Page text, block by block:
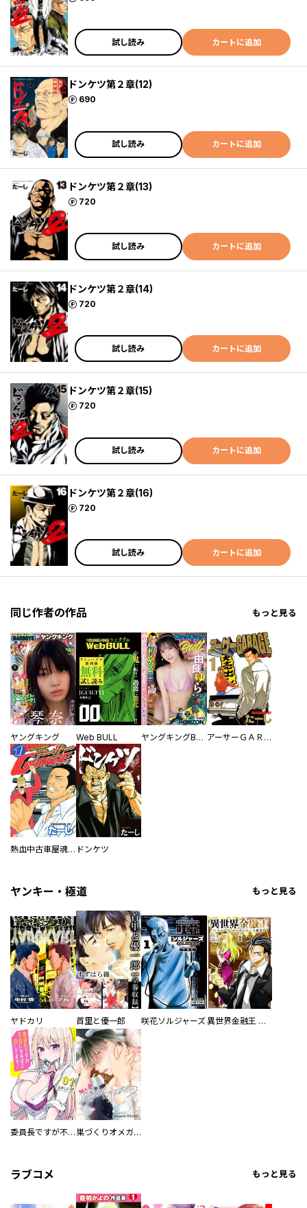
試し読み カートに追加
ドンケツ第２章(12)
690
ポイント
試し読み カートに追加
ドンケツ第２章(13)
720
ポイント
試し読み カートに追加
ドンケツ第２章(14)
720
ポイント
試し読み カートに追加
ドンケツ第２章(15)
720
ポイント
試し読み カートに追加
ドンケツ第２章(16)
720
ポイント
試し読み カートに追加
同じ作者の作品 もっと見る
ヤングキング Web BULL ヤングキングBULL アーサーＧＡＲＡＧＥ
熱血中古車屋魂！！ アーサーＧＡＲＡＧＥ ドンケツ
ヤンキー・極道 もっと見る
ヤドカリ 首里と優一郎 咲花ソルジャーズ 異世界金融王 ～クローネ・ゴルディオンの覇道～
委員長ですが不良になるほど恋してます！ 巣づくりオメガバース
ラブコメ もっと見る